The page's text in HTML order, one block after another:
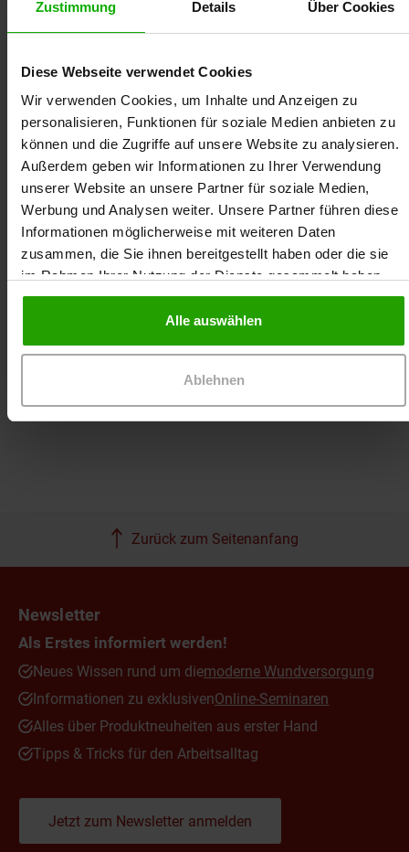
Zustimmung Details Über Cookies
Diese Webseite verwendet Cookies
Wir verwenden Cookies, um Inhalte und Anzeigen zu
personalisieren, Funktionen für soziale Medien anbieten zu
können und die Zugriffe auf unsere Website zu analysieren.
Außerdem geben wir Informationen zu Ihrer Verwendung
unserer Website an unsere Partner für soziale Medien,
Werbung und Analysen weiter. Unsere Partner führen diese
Informationen möglicherweise mit weiteren Daten
zusammen, die Sie ihnen bereitgestellt haben oder die sie
im Rahmen Ihrer Nutzung der Dienste gesammelt haben.
Alle auswählen
Ablehnen
Anette Skowronsky ist Apothekerin,
Fachbuchautorin und Qualitätsauditorin für
Medizinprodukte. Als Geschäftsführerin der
MedConCap GmbH ist sie verantwortlich für die
Ausbüttel ist sie seit 2009 im Rahmen der
Fortbildungen der modernen Wundversorgung als
Zurück zum Seitenanfang
Newsletter
Als Erstes informiert werden!
Neues Wissen rund um diemoderne Wundversorgung
Informationen zu exklusivenOnline-Seminaren
Alles über Produktneuheiten aus erster Hand
Tipps & Tricks für den Arbeitsalltag
Jetzt zum Newsletter anmelden